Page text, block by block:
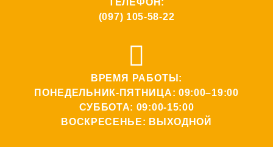
ТЕЛЕФОН:
(097) 105-58-22
ВРЕМЯ РАБОТЫ:
ПОНЕДЕЛЬНИК-ПЯТНИЦА: 09:00–19:00
СУББОТА: 09:00-15:00
ВОСКРЕСЕНЬЕ: ВЫХОДНОЙ